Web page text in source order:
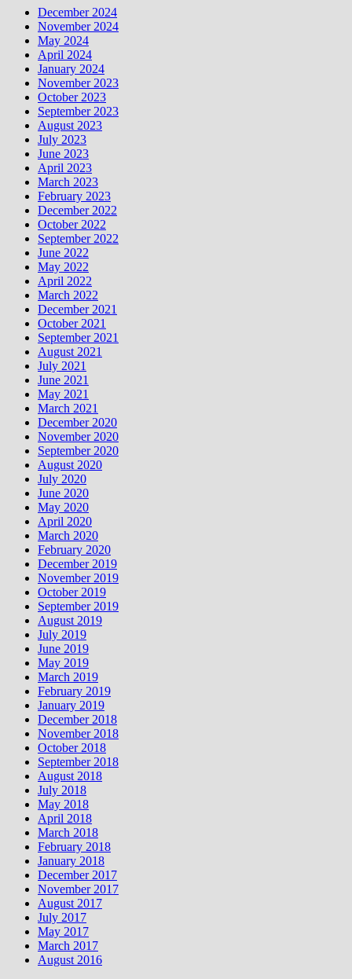
December 2024
November 2024
May 2024
April 2024
January 2024
November 2023
October 2023
September 2023
August 2023
July 2023
June 2023
April 2023
March 2023
February 2023
December 2022
October 2022
September 2022
June 2022
May 2022
April 2022
March 2022
December 2021
October 2021
September 2021
August 2021
July 2021
June 2021
May 2021
March 2021
December 2020
November 2020
September 2020
August 2020
July 2020
June 2020
May 2020
April 2020
March 2020
February 2020
December 2019
November 2019
October 2019
September 2019
August 2019
July 2019
June 2019
May 2019
March 2019
February 2019
January 2019
December 2018
November 2018
October 2018
September 2018
August 2018
July 2018
May 2018
April 2018
March 2018
February 2018
January 2018
December 2017
November 2017
August 2017
July 2017
May 2017
March 2017
August 2016